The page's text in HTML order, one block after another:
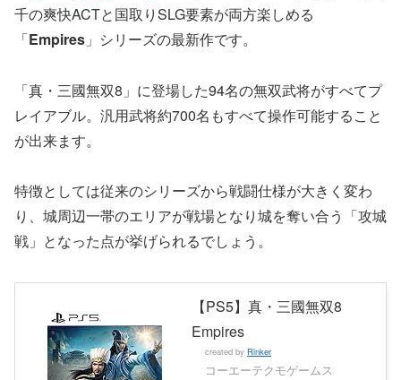
千の爽快ACTと国取りSLG要素が両方楽しめる
「Empires 」シリーズの最新作です。
「真・三國無双8」に登場した94名の無双武将がすべてプ
レイアブル。汎用武将約700名もすべて操作可能すること
が出来ます。
特徴としては従来のシリーズから戦闘仕様が大きく変わ
り、城周辺一帯のエリアが戦場となり城を奪い合う「攻城
戦」となった点が挙げられるでしょう。
【PS5】真・三國無双8
Empires
created by Rinker
コーエーテクモゲームス